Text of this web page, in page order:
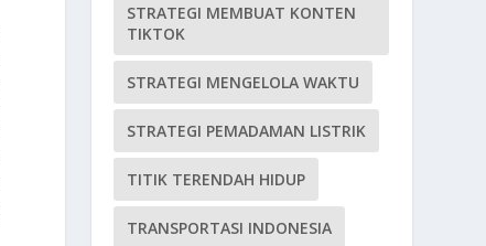
STRATEGI MEMBUAT KONTEN
TIKTOK
STRATEGI MENGELOLA WAKTU
STRATEGI PEMADAMAN LISTRIK
TITIK TERENDAH HIDUP
TRANSPORTASI INDONESIA